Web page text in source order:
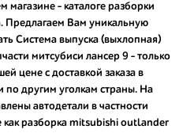
магазине - каталоге разборки
Предлагаем Вам уникальную
Система выпуска (выхлопная)
митсубиси лансер 9 - только
цене с доставкой заказа в
другим уголкам страны. На
автодетали в частности
какразборка mitsubishi outlander